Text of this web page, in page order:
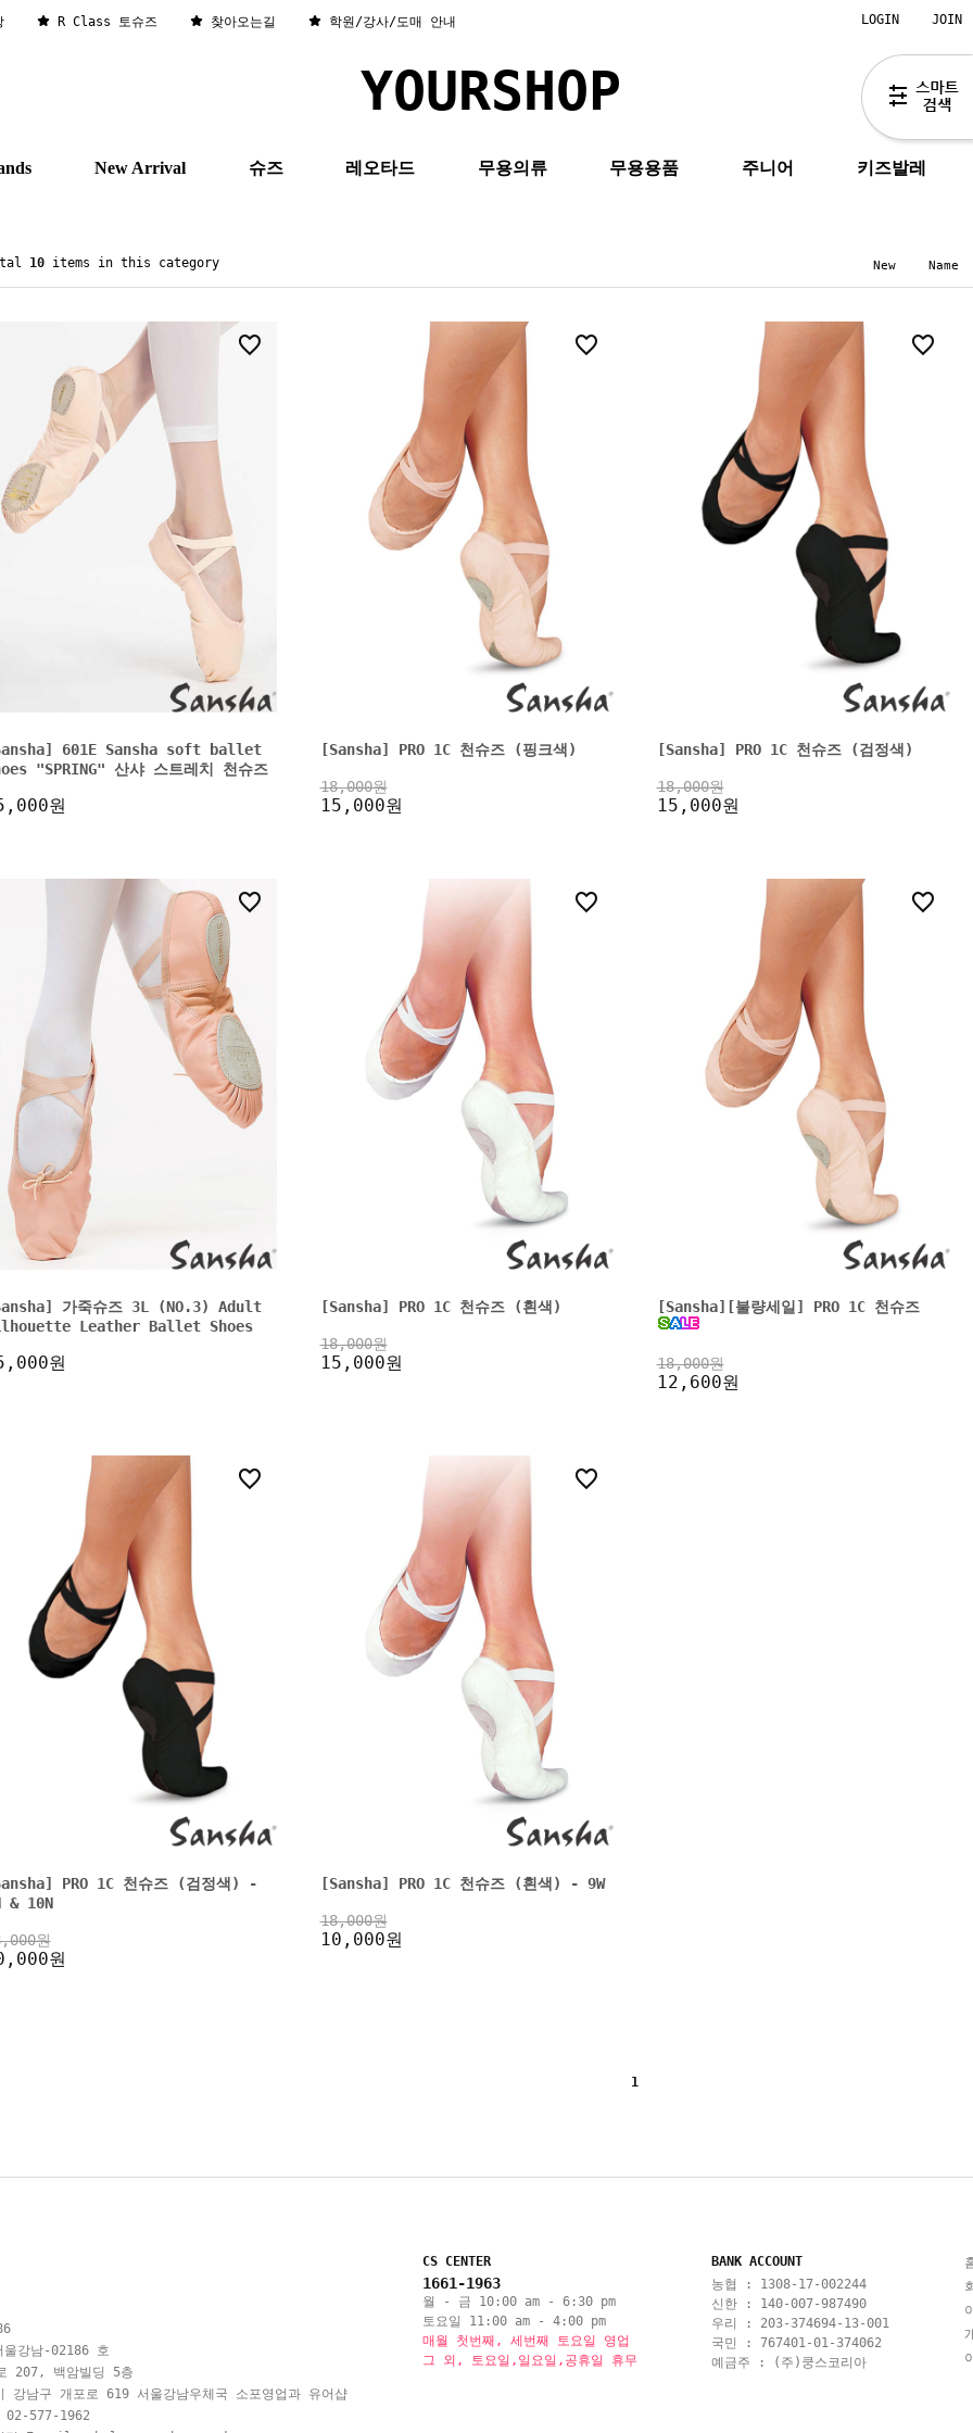
R Class 토슈즈 찾아오는길 학원/강사/도매 안내 LOGIN JOIN
YOURSHOP
New Arrival 슈즈 레오타드 무용의류 무용용품 주니어 키즈발레
10items in this category New Name
601E Sansha soft ballet
"SPRING" 산샤 스트레치 천슈즈
원
[Sansha] PRO 1C 천슈즈 (핑크색)
18,000원
15,000원
[Sansha] PRO 1C 천슈즈 (검정색)
18,000원
15,000원
가죽슈즈 3L (NO.3) Adult
Leather Ballet Shoes
원
[Sansha] PRO 1C 천슈즈 (흰색)
18,000원
15,000원
[Sansha][불량세일] PRO 1C 천슈즈
18,000원
12,600원
PRO 1C 천슈즈 (검정색) -
& 10N
원
원
[Sansha] PRO 1C 천슈즈 (흰색) - 9W
18,000원
10,000원
1
강남-02186 호
207, 백암빌딩 5층
강남구 개포로 619 서울강남우체국 소포영업과 유어샵
577-1962
CS CENTER
1661-1963
월 - 금 10:00 am - 6:30 pm
토요일 11:00 am - 4:00 pm
매월 첫번째, 세번째 토요일 영업
그 외, 토요일,일요일,공휴일 휴무
BANK ACCOUNT
농협 : 1308-17-002244
신한 : 140-007-987490
우리 : 203-374694-13-001
국민 : 767401-01-374062
예금주 : (주)쿵스코리아